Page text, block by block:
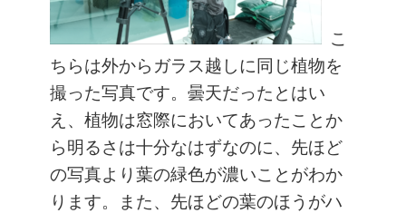
こ
ちらは外からガラス越しに同じ植物を
撮った写真です。曇天だったとはい
え、植物は窓際においてあったことか
ら明るさは十分なはずなのに、先ほど
の写真より葉の緑色が濃いことがわか
ります。また、先ほどの葉のほうがハ